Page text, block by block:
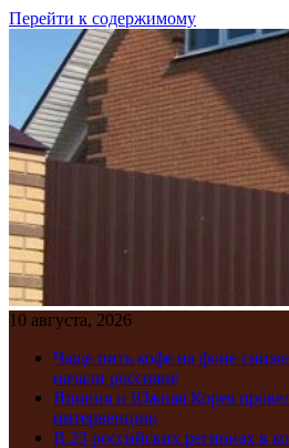
Перейти к содержимому
10 августа, 2026
Чаще пить кофе на фоне
начали россияне
Япония и Южная Корея
интервенцию
В 23 российских регионах в